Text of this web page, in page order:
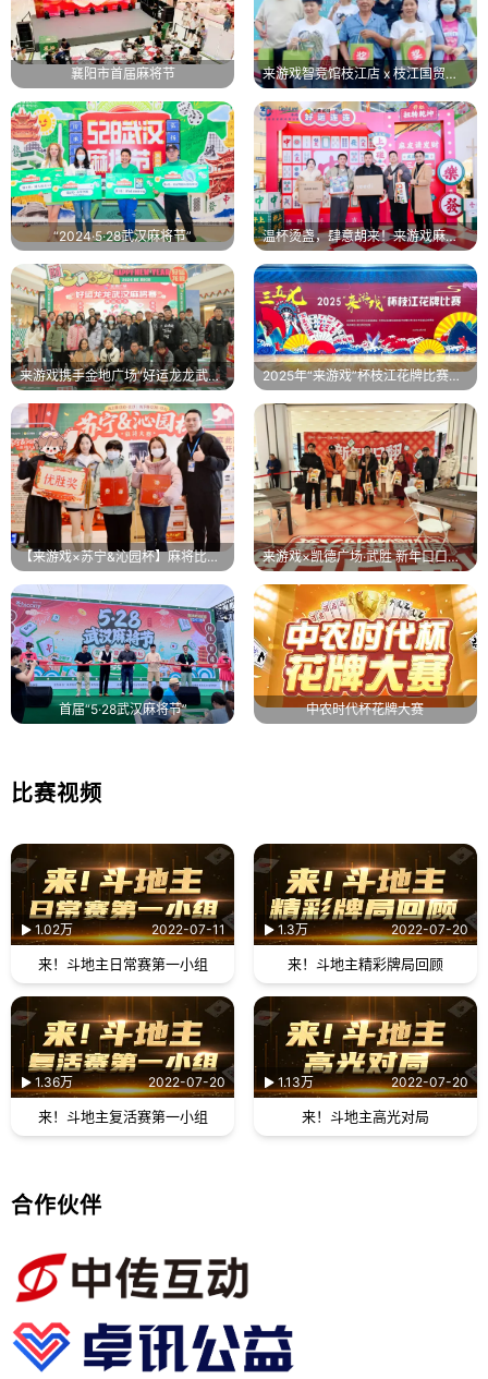
襄阳市首届麻将节 来游戏智竞馆枝江店 x 枝江国贸麻将节
“2024·5·28武汉麻将节” 温杯烫盏，肆意胡来！来游戏麻将赛圆满落幕！
来游戏携手金地广场“好运龙龙武汉麻将赛”点燃线下激情 2025年“来游戏”杯枝江花牌比赛圆满落幕！
【来游戏×苏宁&沁园杯】麻将比赛圆满落幕！ 来游戏×凯德广场·武胜 新年口口翻麻将比赛圆满落幕！
首届“5·28武汉麻将节” 中农时代杯花牌大赛
比赛视频
1.02万 2022-07-11
来！斗地主日常赛第一小组
1.3万 2022-07-20
来！斗地主精彩牌局回顾
1.36万 2022-07-20
来！斗地主复活赛第一小组
1.13万 2022-07-20
来！斗地主高光对局
合作伙伴